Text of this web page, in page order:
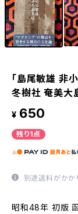
「島尾敏雄 非
冬樹社 奄美大
¥ 650
残り1点
別途送料がかか
昭和48年 初版